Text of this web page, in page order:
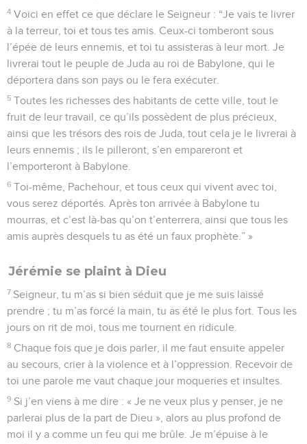
4 Voici en effet ce que déclare le Seigneur : “Je vais te livrer
à la terreur, toi et tous tes amis. Ceux-ci tomberont sous
l’épée de leurs ennemis, et toi tu assisteras à leur mort. Je
livrerai tout le peuple de Juda au roi de Babylone, qui le
déportera dans son pays ou le fera exécuter.
5 Toutes les richesses des habitants de cette ville, tout le
fruit de leur travail, ce qu’ils possèdent de plus précieux,
ainsi que les trésors des rois de Juda, tout cela je le livrerai à
leurs ennemis ; ils le pilleront, s’en empareront et
l’emporteront à Babylone.
6 Toi-même, Pachehour, et tous ceux qui vivent avec toi,
vous serez déportés. Après ton arrivée à Babylone tu
mourras, et c’est là-bas qu’on t’enterrera, ainsi que tous les
amis auprès desquels tu as été un faux prophète.” »
Jérémie se plaint à Dieu
7 Seigneur, tu m’as si bien séduit que je me suis laissé
prendre ; tu m’as forcé la main, tu as été le plus fort. Tous les
jours on rit de moi, tous me tournent en ridicule.
8 Chaque fois que je dois parler, il me faut ensuite appeler
au secours, crier à la violence et à l’oppression. Recevoir de
toi une parole me vaut chaque jour moqueries et insultes.
9 Si j’en viens à me dire : « Je ne veux plus y penser, je ne
parlerai plus de la part de Dieu », alors au plus profond de
moi il y a comme un feu qui me brûle. Je m’épuise à le